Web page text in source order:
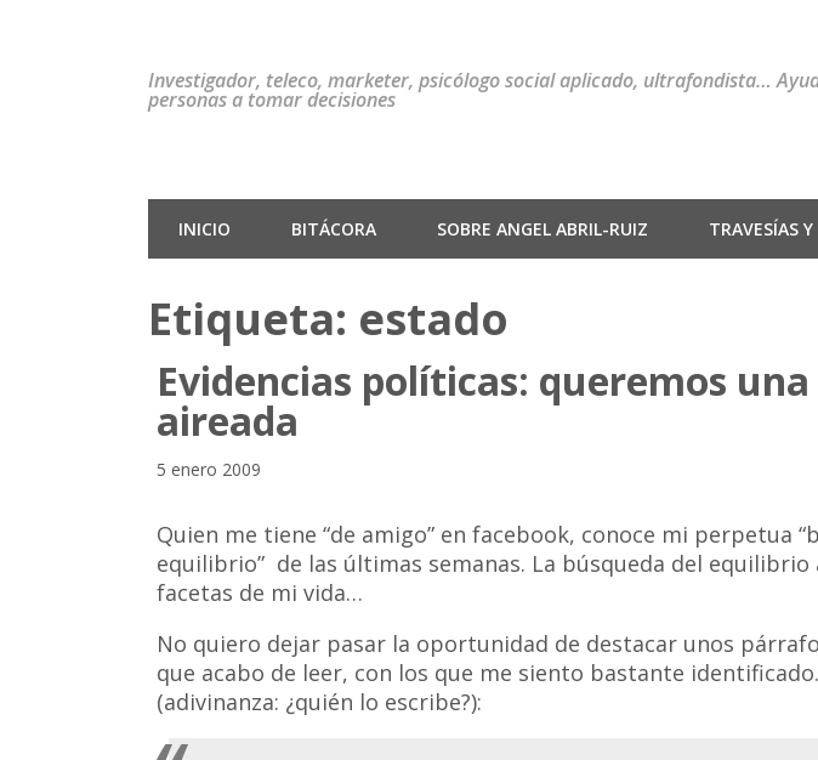
Investigador, teleco, marketer, psicólogo social aplicado, ultrafondista…
personas a tomar decisiones
INICIO BITÁCORA SOBRE ANGEL ABRIL-RUIZ TRAVESÍAS
Etiqueta: estado
Evidencias políticas: queremos una
aireada
5 enero 2009
Quien me tiene “de amigo” en facebook, conoce mi perpetua
equilibrio” de las últimas semanas. La búsqueda del equilibrio
facetas de mi vida…
No quiero dejar pasar la oportunidad de destacar unos
que acabo de leer, con los que me siento bastante
(adivinanza: ¿quién lo escribe?):